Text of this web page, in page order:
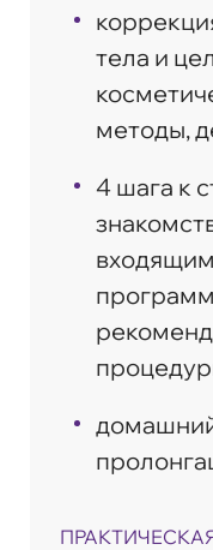
тела и
методы,
4 шага к